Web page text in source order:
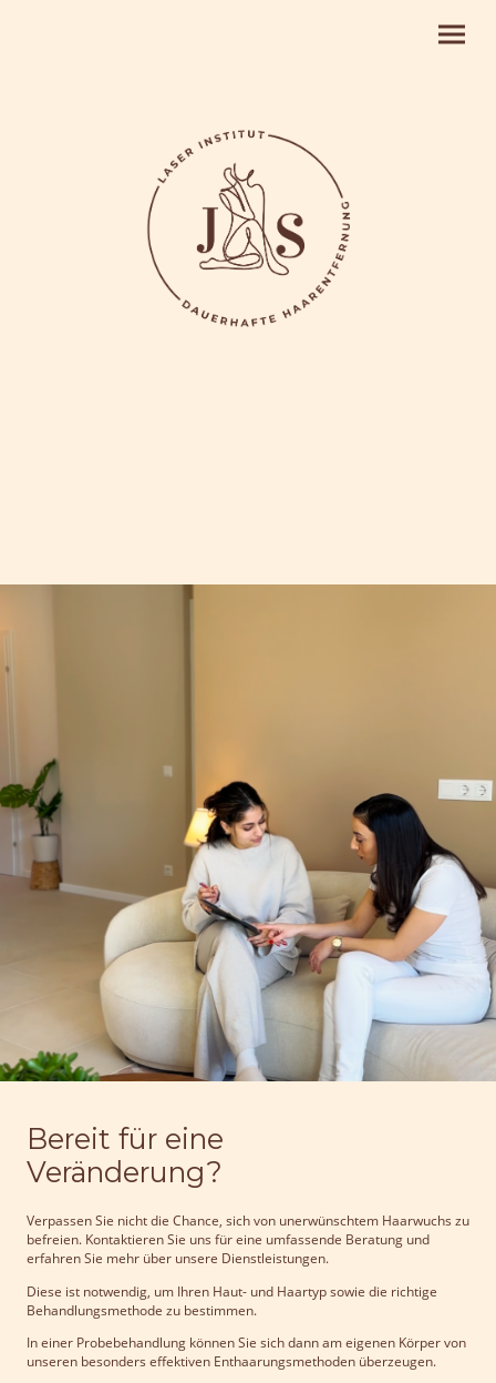
Bereit für eine
Veränderung?
Verpassen Sie nicht die Chance, sich von unerwünschtem Haarwuchs zu
befreien. Kontaktieren Sie uns für eine umfassende Beratung und
erfahren Sie mehr über unsere Dienstleistungen.
Diese ist notwendig, um Ihren Haut- und Haartyp sowie die richtige
Behandlungsmethode zu bestimmen.
In einer Probebehandlung können Sie sich dann am eigenen Körper von
unseren besonders effektiven Enthaarungsmethoden überzeugen.